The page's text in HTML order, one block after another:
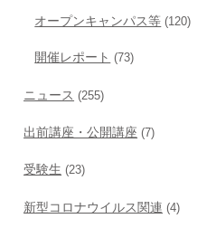
オープンキャンパス等 (120)
開催レポート (73)
ニュース (255)
出前講座・公開講座 (7)
受験生 (23)
新型コロナウイルス関連 (4)